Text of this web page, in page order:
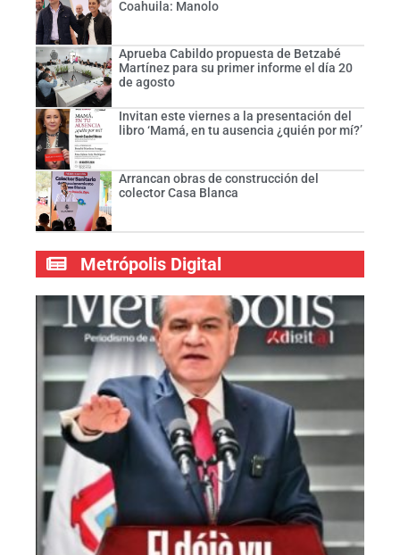
Coahuila: Manolo
Aprueba Cabildo propuesta de Betzabé
Martínez para su primer informe el día 20
de agosto
Invitan este viernes a la presentación del
libro ‘Mamá, en tu ausencia ¿quién por mí?’
Arrancan obras de construcción del
colector Casa Blanca
Metrópolis Digital